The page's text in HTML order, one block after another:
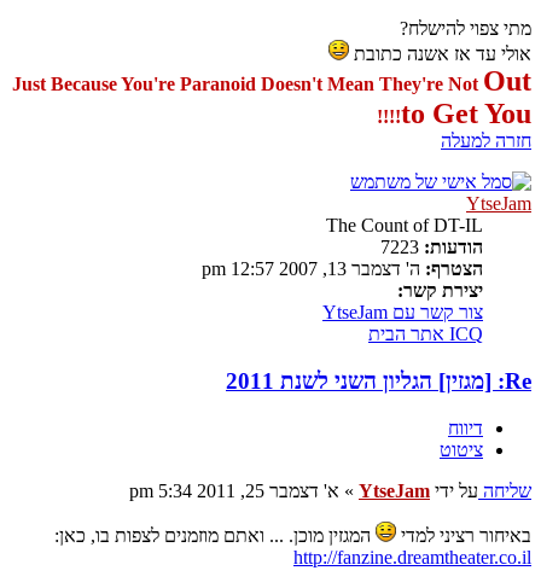
מתי צפוי להישלח?
אולי עד אז אשנה כתובת
Just Because You're Paranoid Doesn't Mean They're Not Out
to Get You
!!!!
חזרה למעלה
YtseJam
The Count of DT-IL
הודעות:
הצטרף: ה' דצמבר 13, 2007 12:57 pm
יצירת קשר:
צור קשר עם YtseJam
ICQ אתר הבית
Re: [מגזין] הגליון השני לשנת 2011
דיווח
ציטוט
שליחה על ידי YtseJam
» א' דצמבר 25, 2011 5:34 pm
באיחור רציני למדי
המגזין מוכן. ... ואתם מוזמנים לצפות בו, כאן:
http://fanzine.dreamtheater.co.il